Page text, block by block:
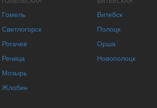
Гомель
Светлогорск
Рогачев
Речица
Мозырь
Жлобин
Витебск
Полоцк
Орша
Новополоцк